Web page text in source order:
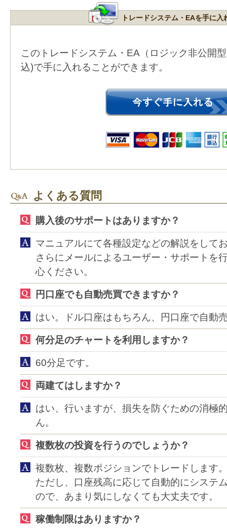
トレードシステム・EAを手に入
このトレードシステム・EA（ロジック非公開
込)で手に入れることができます。
よくある質問
購入後のサポートはありますか？
マニュアルにて各種設定などの解説をして
さらにメールによるユーザー・サポートを
心ください。
円口座でも自動売買できますか？
はい。ドル口座はもちろん、円口座で自動
何分足のチャートを利用しますか？
60分足です。
両建てはしますか？
はい、行いますが、損失を防ぐための消極
ん。
複数枚の投資を行うのでしょうか？
複数枚、複数ポジションでトレードします
ただし、口座残高に応じて自動的にシステ
ので、あまり気にしなくても大丈夫です。
稼働制限はありますか？